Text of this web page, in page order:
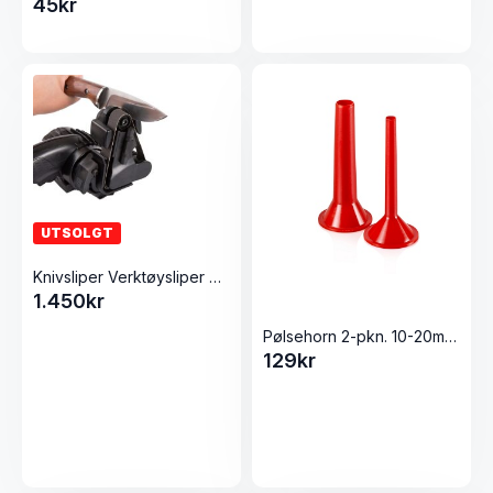
UTSOLGT
Knivsliper Verktøysliper Båndsliper Elektrisk
1.450kr
Pølsehorn 2-pkn. 10-20mm til 12 Elegant fra Tre Spade
129kr